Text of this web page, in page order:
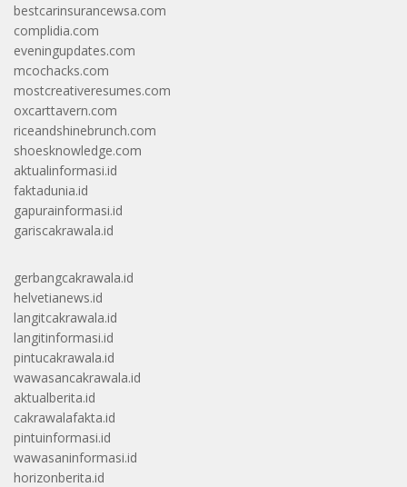
bestcarinsurancewsa.com
complidia.com
eveningupdates.com
mcochacks.com
mostcreativeresumes.com
oxcarttavern.com
riceandshinebrunch.com
shoesknowledge.com
aktualinformasi.id
faktadunia.id
gapurainformasi.id
gariscakrawala.id
gerbangcakrawala.id
helvetianews.id
langitcakrawala.id
langitinformasi.id
pintucakrawala.id
wawasancakrawala.id
aktualberita.id
cakrawalafakta.id
pintuinformasi.id
wawasaninformasi.id
horizonberita.id